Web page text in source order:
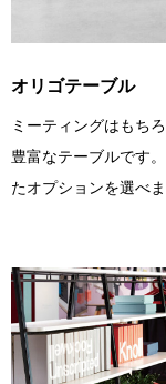
オリゴテーブル
ミーティングはもち
豊富なテーブルです
たオプションを選べま